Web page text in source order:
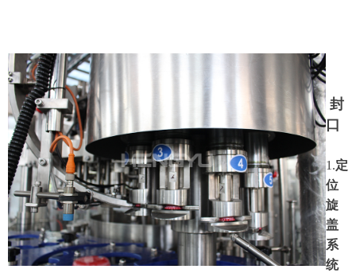
封
口
1.定
位
旋
盖
系
统